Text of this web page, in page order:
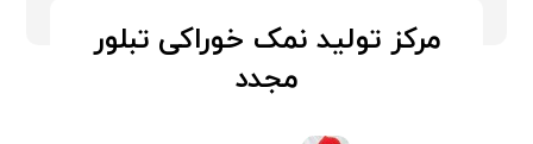
مرکز تولید نمک خوراکی تبلور
مجدد